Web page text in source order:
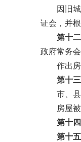
因旧城区
证会，并
第十
政府常务
作出房屋
第十
市、县级
房屋被依
第十
第十